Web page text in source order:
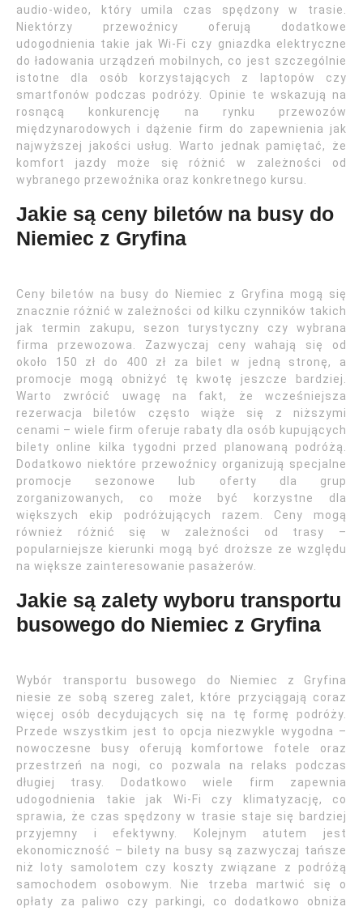
audio-wideo, który umila czas spędzony w trasie.
Niektórzy przewoźnicy oferują dodatkowe
udogodnienia takie jak Wi-Fi czy gniazdka elektryczne
do ładowania urządzeń mobilnych, co jest szczególnie
istotne dla osób korzystających z laptopów czy
smartfonów podczas podróży. Opinie te wskazują na
rosnącą konkurencję na rynku przewozów
międzynarodowych i dążenie firm do zapewnienia jak
najwyższej jakości usług. Warto jednak pamiętać, że
komfort jazdy może się różnić w zależności od
wybranego przewoźnika oraz konkretnego kursu.
Jakie są ceny biletów na busy do
Niemiec z Gryfina
Ceny biletów na busy do Niemiec z Gryfina mogą się
znacznie różnić w zależności od kilku czynników takich
jak termin zakupu, sezon turystyczny czy wybrana
firma przewozowa. Zazwyczaj ceny wahają się od
około 150 zł do 400 zł za bilet w jedną stronę, a
promocje mogą obniżyć tę kwotę jeszcze bardziej.
Warto zwrócić uwagę na fakt, że wcześniejsza
rezerwacja biletów często wiąże się z niższymi
cenami – wiele firm oferuje rabaty dla osób kupujących
bilety online kilka tygodni przed planowaną podróżą.
Dodatkowo niektóre przewoźnicy organizują specjalne
promocje sezonowe lub oferty dla grup
zorganizowanych, co może być korzystne dla
większych ekip podróżujących razem. Ceny mogą
również różnić się w zależności od trasy –
popularniejsze kierunki mogą być droższe ze względu
na większe zainteresowanie pasażerów.
Jakie są zalety wyboru transportu
busowego do Niemiec z Gryfina
Wybór transportu busowego do Niemiec z Gryfina
niesie ze sobą szereg zalet, które przyciągają coraz
więcej osób decydujących się na tę formę podróży.
Przede wszystkim jest to opcja niezwykle wygodna –
nowoczesne busy oferują komfortowe fotele oraz
przestrzeń na nogi, co pozwala na relaks podczas
długiej trasy. Dodatkowo wiele firm zapewnia
udogodnienia takie jak Wi-Fi czy klimatyzację, co
sprawia, że czas spędzony w trasie staje się bardziej
przyjemny i efektywny. Kolejnym atutem jest
ekonomiczność – bilety na busy są zazwyczaj tańsze
niż loty samolotem czy koszty związane z podróżą
samochodem osobowym. Nie trzeba martwić się o
opłaty za paliwo czy parkingi, co dodatkowo obniża